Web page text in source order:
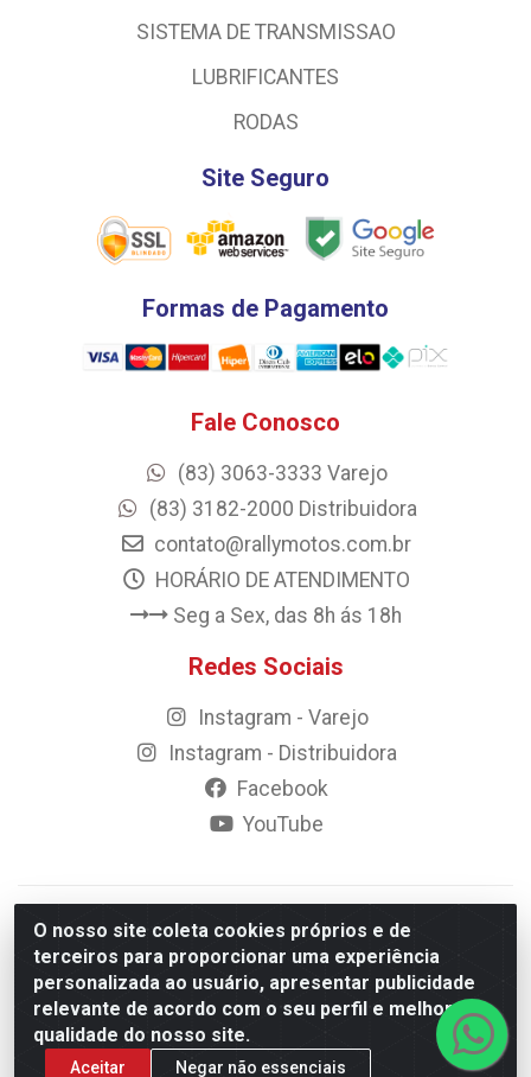
O nosso site coleta cookies próprios e de
terceiros para proporcionar uma experiência
personalizada ao usuário, apresentar publicidade
relevante de acordo com o seu perfil e melhorar a
qualidade do nosso site.
Aceitar Negar não essenciais
SISTEMA DE TRANSMISSAO
LUBRIFICANTES
RODAS
Site Seguro
Formas de Pagamento
Fale Conosco
(83) 3063-3333 Varejo
(83) 3182-2000 Distribuidora
contato@rallymotos.com.br
HORÁRIO DE ATENDIMENTO
Seg a Sex, das 8h ás 18h
Redes Sociais
Instagram - Varejo
Instagram - Distribuidora
Facebook
YouTube
© 2023 Rally Motos - todos os direitos reservados.
Razão Social: Rally motos distribuidora, importadora e
transportadora de peças LTDA - CNPJ 09.262.859/0001-43 -
Rua Vigário Calixto 2900 - Catolé, Campina Grande/PB